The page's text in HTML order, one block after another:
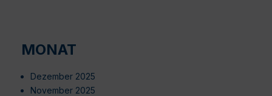
MONAT
Dezember 2025
November 2025